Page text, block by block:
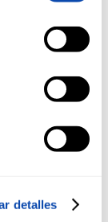
detalles
500G